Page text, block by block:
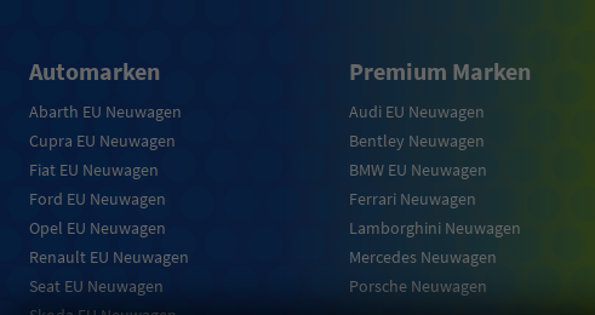
Automarken
Abarth EU Neuwagen
Cupra EU Neuwagen
Fiat EU Neuwagen
Ford EU Neuwagen
Opel EU Neuwagen
Renault EU Neuwagen
Seat EU Neuwagen
Premium Marken
Audi EU Neuwagen
Bentley Neuwagen
BMW EU Neuwagen
Ferrari Neuwagen
Lamborghini Neuwagen
Mercedes Neuwagen
Porsche Neuwagen